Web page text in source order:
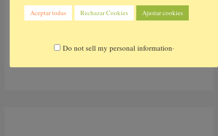
baby sign
Aceptar todas Rechazar Cookies Ajustar cookies
Do not sell my personal information.